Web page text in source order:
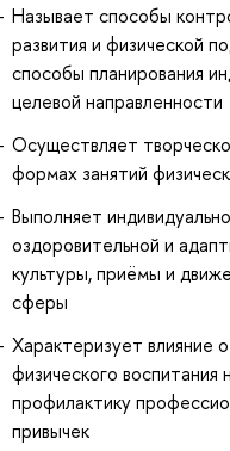
Называет способы
развития и физической
способы планирования
целевой направленности
Осуществляет
формах занятий
Выполняет
оздоровительной и
культуры, приёмы и
сферы
Характеризует влияние
физического воспитания
профилактику
привычек